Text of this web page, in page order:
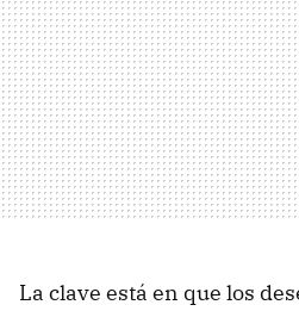
La clave está en que los